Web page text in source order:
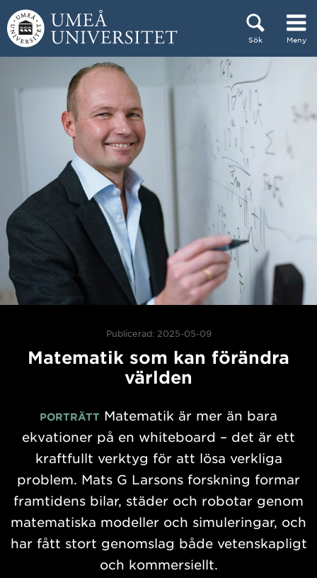
Hoppa direkt till innehållet
Sök Meny
Huvudmenyn dold.
Publicerad: 2025-05-09
Matematik som kan förändra
världen
PORTRÄTT Matematik är mer än bara
ekvationer på en whiteboard – det är ett
kraftfullt verktyg för att lösa verkliga
problem. Mats G Larsons forskning formar
framtidens bilar, städer och robotar genom
matematiska modeller och simuleringar, och
har fått stort genomslag både vetenskapligt
och kommersiellt.